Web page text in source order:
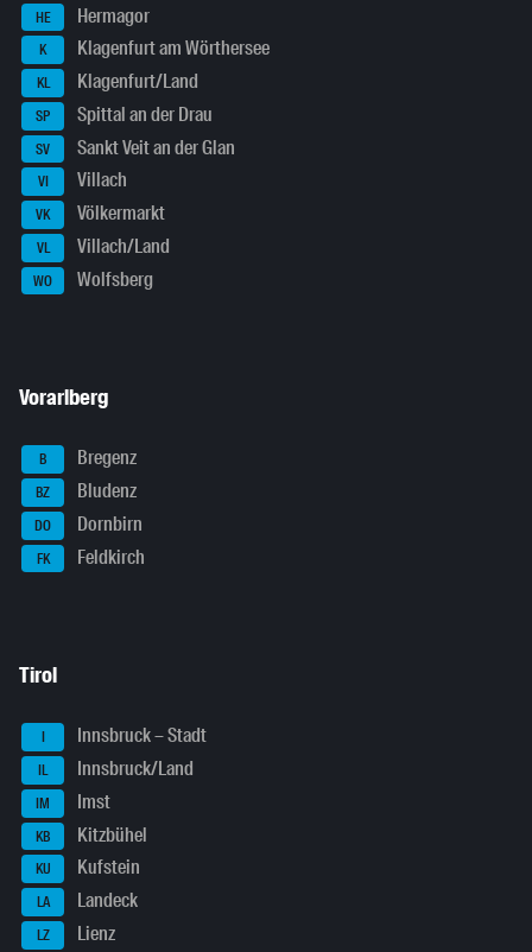
HE Hermagor
K Klagenfurt am Wörthersee
KL Klagenfurt/Land
SP Spittal an der Drau
SV Sankt Veit an der Glan
VI Villach
VK Völkermarkt
VL Villach/Land
WO Wolfsberg
Vorarlberg
B Bregenz
BZ Bludenz
DO Dornbirn
FK Feldkirch
Tirol
I Innsbruck – Stadt
IL Innsbruck/Land
IM Imst
KB Kitzbühel
KU Kufstein
LA Landeck
LZ Lienz